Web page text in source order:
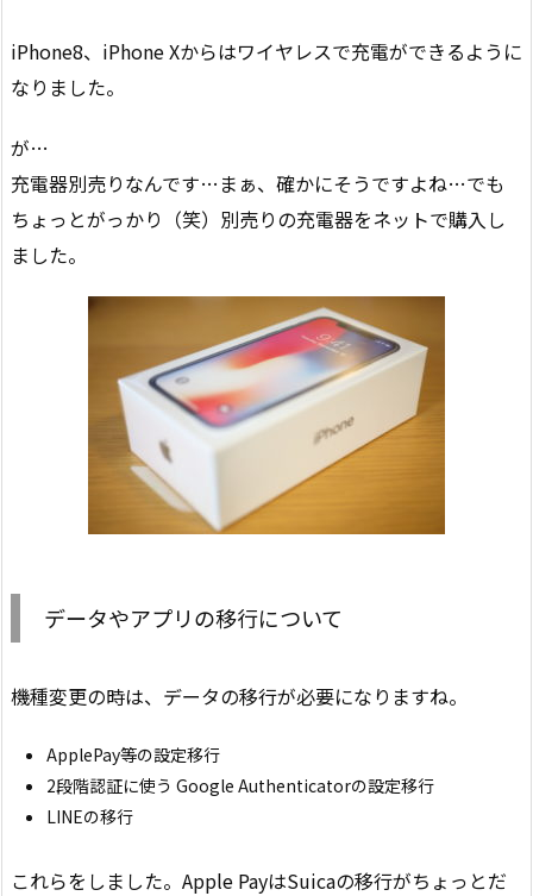
iPhone8、iPhone Xからはワイヤレスで充電ができるように
なりました。
が…
充電器別売りなんです…まぁ、確かにそうですよね…でも
ちょっとがっかり（笑）別売りの充電器をネットで購入し
ました。
データやアプリの移行について
機種変更の時は、データの移行が必要になりますね。
ApplePay等の設定移行
2段階認証に使う Google Authenticatorの設定移行
LINEの移行
これらをしました。Apple PayはSuicaの移行がちょっとだ